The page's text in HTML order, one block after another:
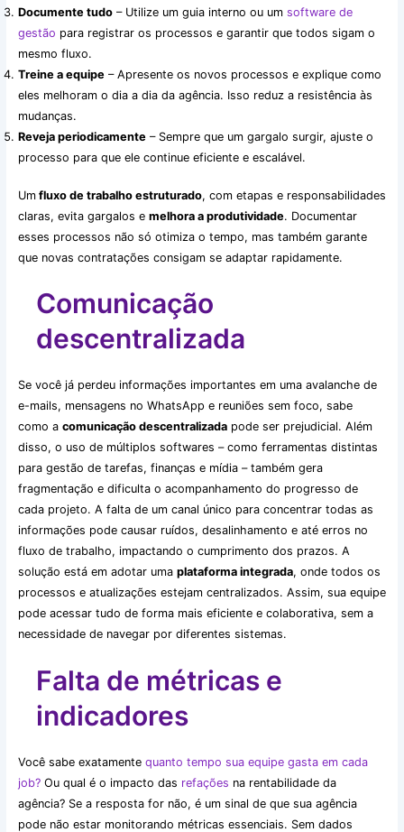
Documente tudo– Utilize um guia interno ou um software de
gestão para registrar os processos e garantir que todos sigam o
mesmo fluxo.
Treine a equipe– Apresente os novos processos e explique como
eles melhoram o dia a dia da agência. Isso reduz a resistência às
mudanças.
Reveja periodicamente– Sempre que um gargalo surgir, ajuste o
processo para que ele continue eficiente e escalável.
Umfluxo de trabalho estruturado, com etapas e responsabilidades
claras, evita gargalos e melhora a produtividade. Documentar
esses processos não só otimiza o tempo, mas também garante
que novas contratações consigam se adaptar rapidamente.
Comunicação
descentralizada
Se você já perdeu informações importantes em uma avalanche de
e-mails, mensagens no WhatsApp e reuniões sem foco, sabe
como a comunicação descentralizadapode ser prejudicial. Além
disso, o uso de múltiplos softwares – como ferramentas distintas
para gestão de tarefas, finanças e mídia – também gera
fragmentação e dificulta o acompanhamento do progresso de
cada projeto. A falta de um canal único para concentrar todas as
informações pode causar ruídos, desalinhamento e até erros no
fluxo de trabalho, impactando o cumprimento dos prazos. A
solução está em adotar uma plataforma integrada, onde todos os
processos e atualizações estejam centralizados. Assim, sua equipe
pode acessar tudo de forma mais eficiente e colaborativa, sem a
necessidade de navegar por diferentes sistemas.
Falta de métricas e
indicadores
Você sabe exatamente quanto tempo sua equipe gasta em cada
job?Ou qual é o impacto das refações na rentabilidade da
agência? Se a resposta for não, é um sinal de que sua agência
pode não estar monitorando métricas essenciais. Sem dados